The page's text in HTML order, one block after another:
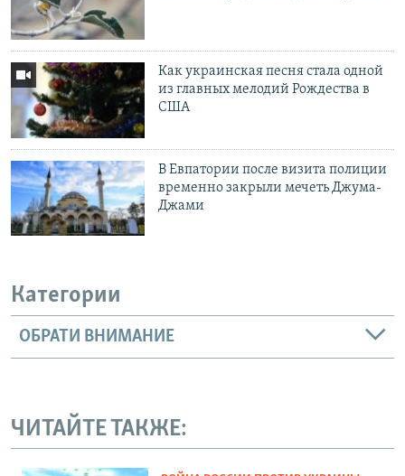
Как украинская песня стала одной
из главных мелодий Рождества в
США
В Евпатории после визита полиции
временно закрыли мечеть Джума-
Джами
Категории
ОБРАТИ ВНИМАНИЕ
ЧИТАЙТЕ ТАКЖЕ: